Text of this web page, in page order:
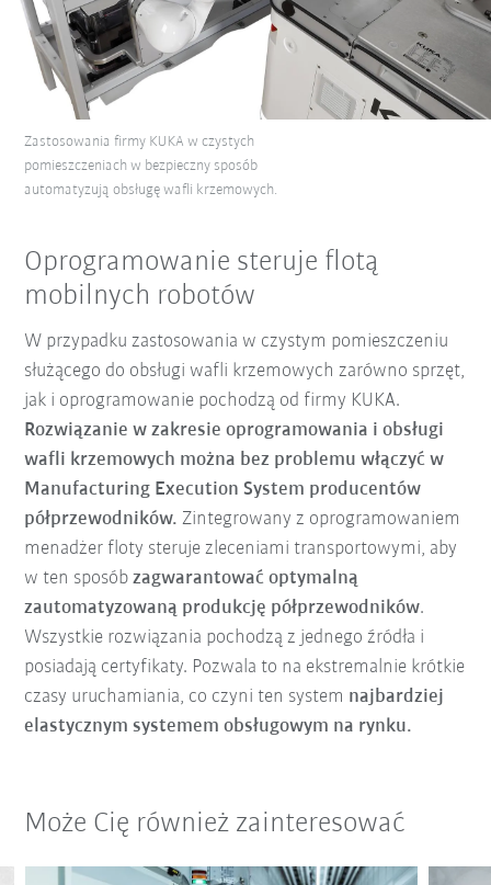
Zastosowania firmy KUKA w czystych
pomieszczeniach w bezpieczny sposób
automatyzują obsługę wafli krzemowych.
Oprogramowanie steruje flotą
mobilnych robotów
W przypadku zastosowania w czystym pomieszczeniu
służącego do obsługi wafli krzemowych zarówno sprzęt,
jak i oprogramowanie pochodzą od firmy KUKA.
Rozwiązanie w zakresie oprogramowania i obsługi
wafli krzemowych można bez problemu włączyć w
Manufacturing Execution System producentów
półprzewodników. Zintegrowany z oprogramowaniem
menadżer floty steruje zleceniami transportowymi, aby
w ten sposóbzagwarantować optymalną
zautomatyzowaną produkcję półprzewodników.
Wszystkie rozwiązania pochodzą z jednego źródła i
posiadają certyfikaty. Pozwala to na ekstremalnie krótkie
czasy uruchamiania, co czyni ten system najbardziej
elastycznym systemem obsługowym na rynku.
Może Cię również zainteresować